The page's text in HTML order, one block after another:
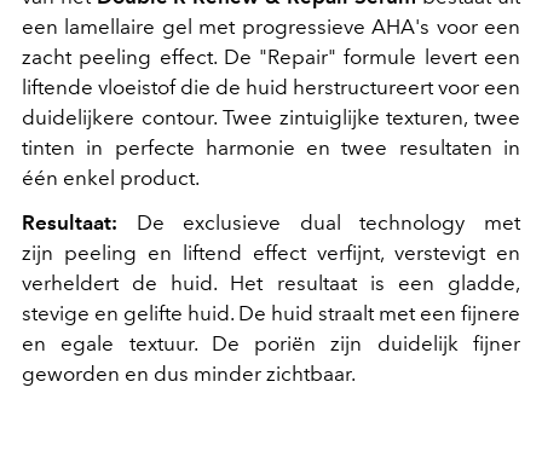
een lamellaire gel met progressieve AHA's voor een
zacht peeling effect. De "Repair" formule levert een
liftende vloeistof die de huid herstructureert voor een
duidelijkere contour. Twee zintuiglijke texturen, twee
tinten in perfecte harmonie en twee resultaten in
één enkel product.
Resultaat: De exclusieve dual technology met
zijn peeling en liftend effect verfijnt, verstevigt en
verheldert de huid. Het resultaat is een gladde,
stevige en gelifte huid. De huid straalt met een fijnere
en egale textuur. De poriën zijn duidelijk fijner
geworden en dus minder zichtbaar.